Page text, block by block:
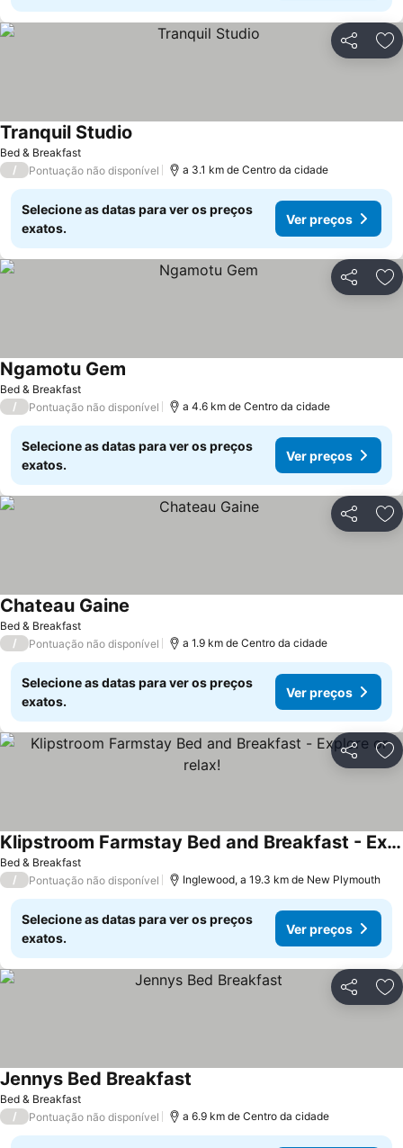
Partilhar
Bed & Breakfast
Tranquil Studio
/ Pontuação não disponível a 3.1 km de Centro da cidade
Selecione as datas para ver os preços
exatos.
Ver preços
Partilhar
Bed & Breakfast
Ngamotu Gem
/ Pontuação não disponível a 4.6 km de Centro da cidade
Selecione as datas para ver os preços
exatos.
Ver preços
Partilhar
Bed & Breakfast
Chateau Gaine
/ Pontuação não disponível a 1.9 km de Centro da cidade
Selecione as datas para ver os preços
exatos.
Ver preços
Partilhar
Bed & Breakfast
Klipstroom Farmstay Bed and Breakfast - Explore or relax!
/ Pontuação não disponível Inglewood, a 19.3 km de New Plymouth
Selecione as datas para ver os preços
exatos.
Ver preços
Partilhar
Bed & Breakfast
Jennys Bed Breakfast
/ Pontuação não disponível a 6.9 km de Centro da cidade